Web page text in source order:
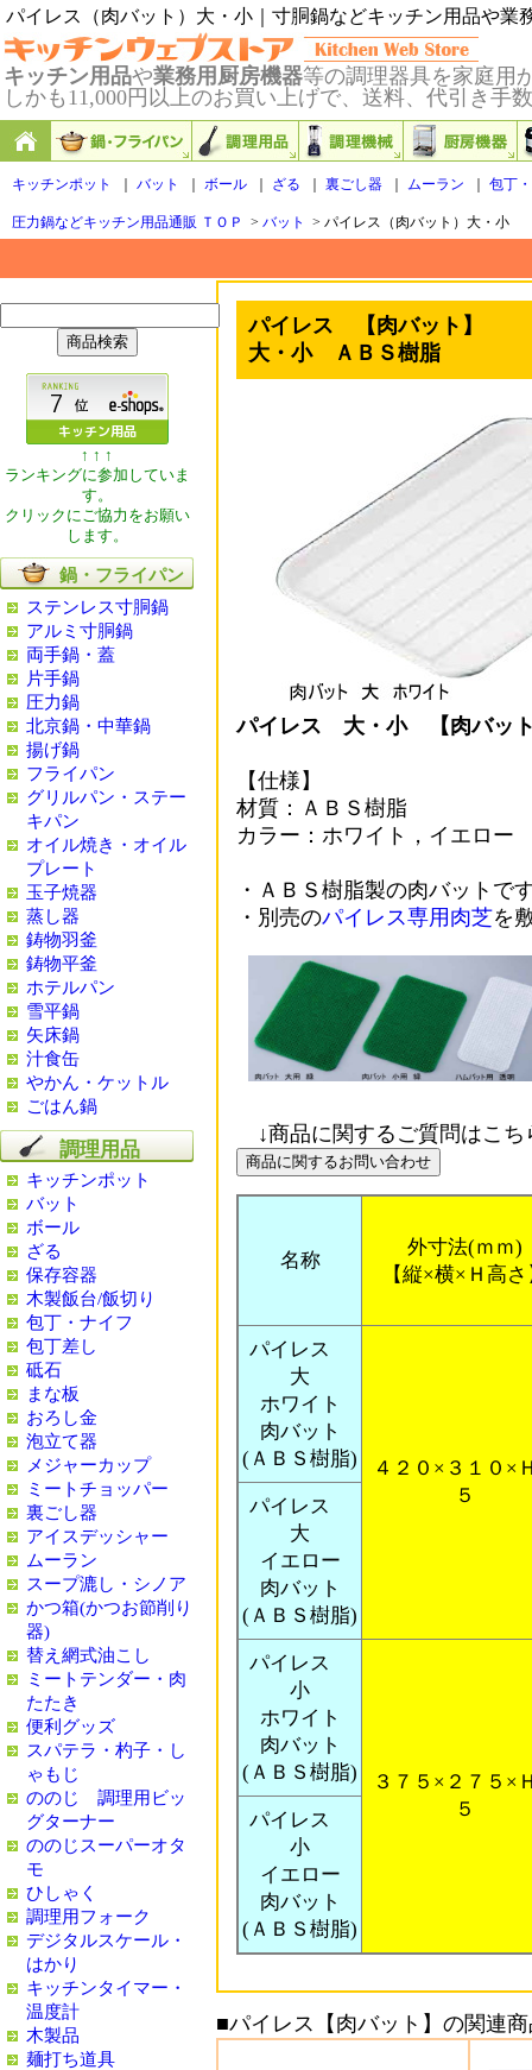
パイレス（肉バット）大・小｜寸胴鍋などキッチン用品や業
キッチン用品や業務用厨房機器等の調理器具を家庭用
しかも11,000円以上のお買い上げで、送料、代引き手
キッチンポット バット ボール ざる 裏ごし器 ムーラン 包丁
圧力鍋などキッチン用品通販 ＴＯＰ > バット > パイレス（肉バット）大・小
パイレス 【肉バット】
大・小 ＡＢＳ樹脂
パイレス 大・小 【肉バッ
【仕様】
材質：ＡＢＳ樹脂
カラー：ホワイト，イエロー
・ＡＢＳ樹脂製の肉バットで
・別売のパイレス専用肉芝を
↓商品に関するご質問はこち
名称
外寸法(ｍｍ)
【縦×横×Ｈ高
パイレス
大
ホワイト
肉バット
(ＡＢＳ樹脂)
４２０×３１０×
５
パイレス
大
イエロー
肉バット
(ＡＢＳ樹脂)
パイレス
小
ホワイト
肉バット
(ＡＢＳ樹脂)
３７５×２７５×
５
パイレス
小
イエロー
肉バット
(ＡＢＳ樹脂)
■パイレス【肉バット】の関連
↑ ↑ ↑
ランキングに参加していま
す。
クリックにご協力をお願い
します。
鍋・フライパン
ステンレス寸胴鍋
アルミ寸胴鍋
両手鍋・蓋
片手鍋
圧力鍋
北京鍋・中華鍋
揚げ鍋
フライパン
グリルパン・ステー
キパン
オイル焼き・オイル
プレート
玉子焼器
蒸し器
鋳物羽釜
鋳物平釜
ホテルパン
雪平鍋
矢床鍋
汁食缶
やかん・ケットル
ごはん鍋
調理用品
キッチンポット
バット
ボール
ざる
保存容器
木製飯台/飯切り
包丁・ナイフ
包丁差し
砥石
まな板
おろし金
泡立て器
メジャーカップ
ミートチョッパー
裏ごし器
アイスデッシャー
ムーラン
スープ漉し・シノア
かつ箱(かつお節削り
器)
替え網式油こし
ミートテンダー・肉
たたき
便利グッズ
スパテラ・杓子・し
ゃもじ
ののじ 調理用ビッ
グターナー
ののじスーパーオタ
モ
ひしゃく
調理用フォーク
デジタルスケール・
はかり
キッチンタイマー・
温度計
木製品
麺打ち道具